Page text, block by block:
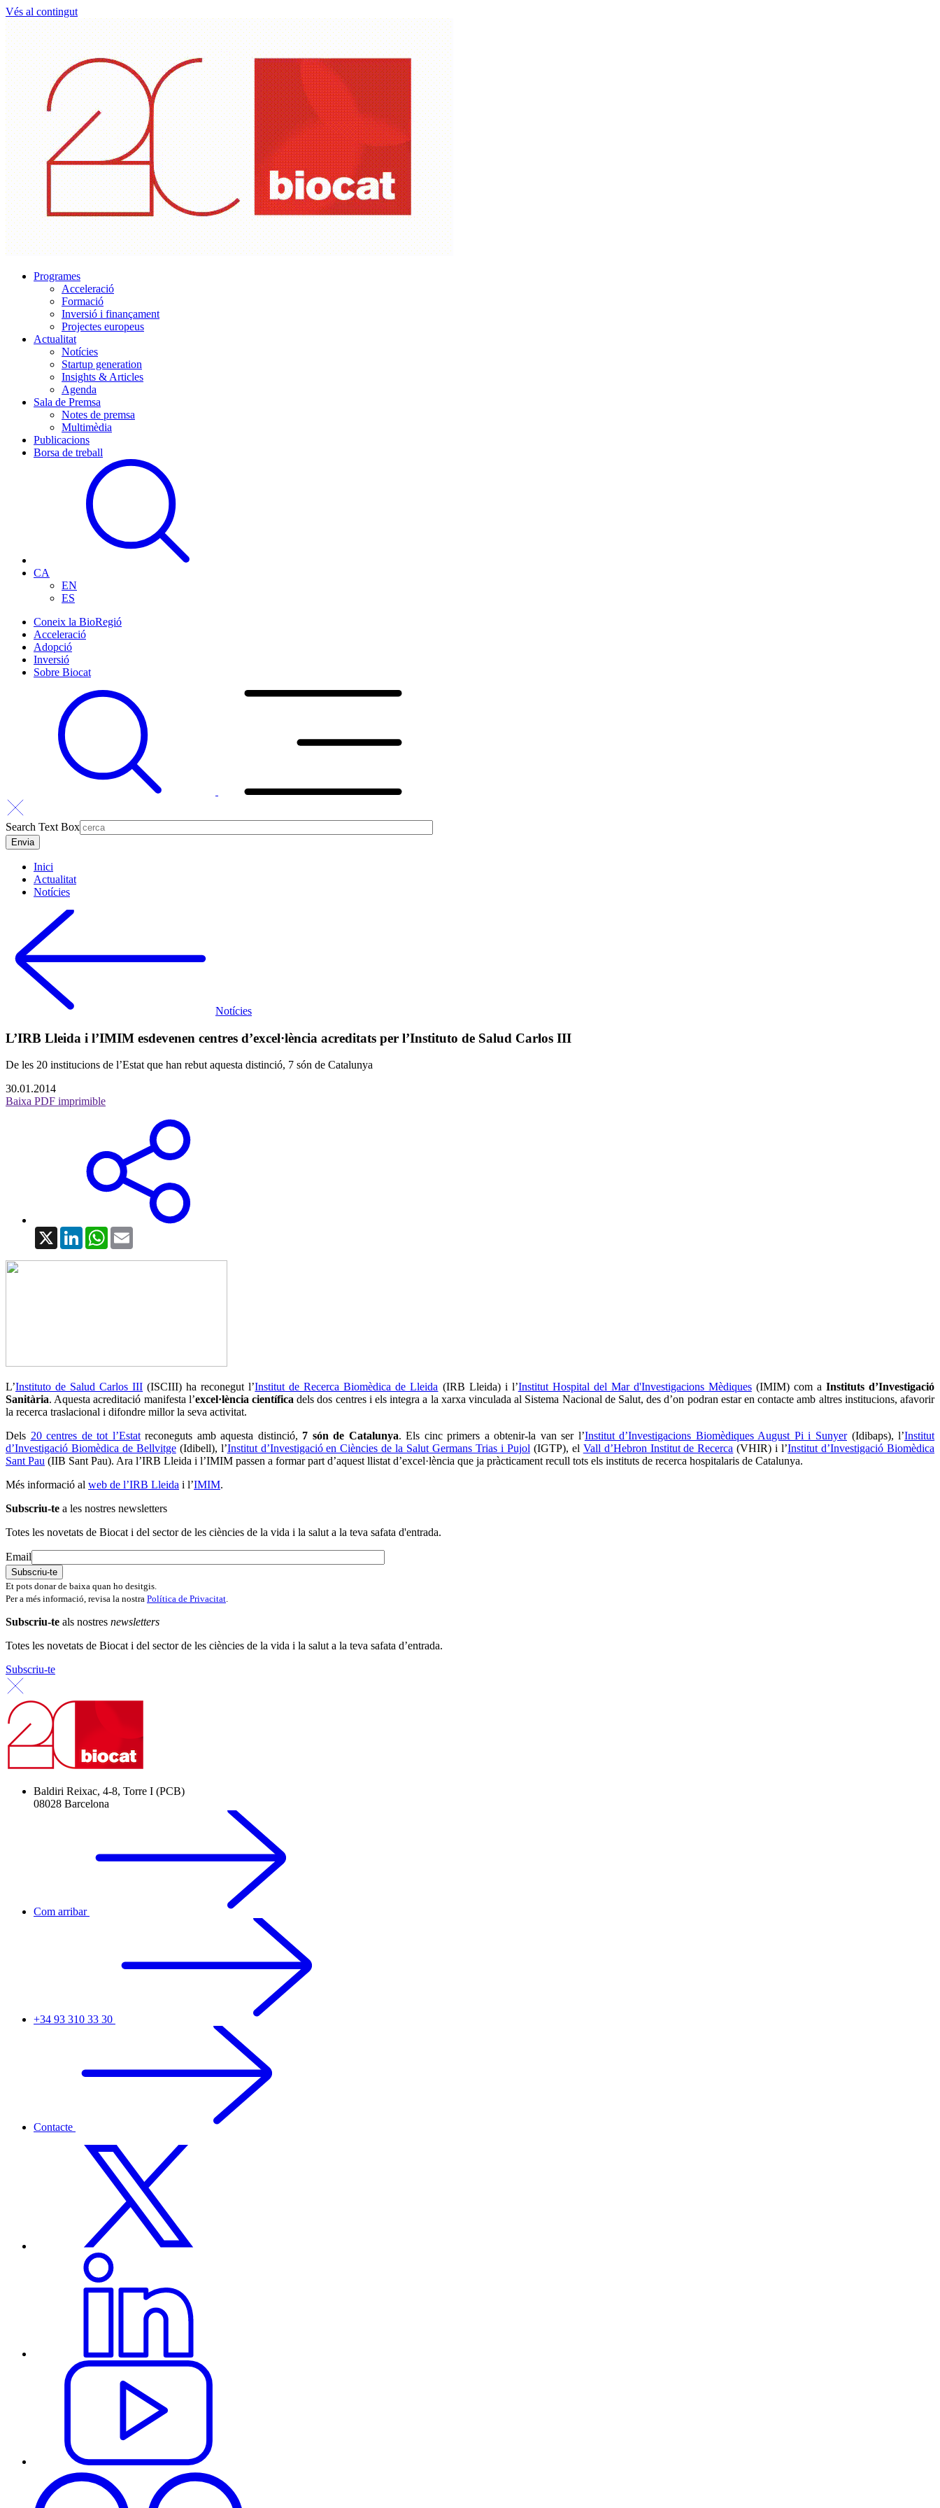
Vés al contingut
Programes
Acceleració
Formació
Inversió i finançament
Projectes europeus
Actualitat
Notícies
Startup generation
Insights & Articles
Agenda
Sala de Premsa
Notes de premsa
Multimèdia
Publicacions
Borsa de treball
CA
EN
ES
Coneix la BioRegió
Acceleració
Adopció
Inversió
Sobre Biocat
Search Text Box
Inici
Actualitat
Notícies
Notícies
L’IRB Lleida i l’IMIM esdevenen centres d’excel·lència acreditats per l’Instituto de Salud Carlos III
De les 20 institucions de l’Estat que han rebut aquesta distinció, 7 són de Catalunya
30.01.2014
Baixa PDF imprimible
X LinkedInWhatsApp
L’Instituto de Salud Carlos III (ISCIII) ha reconegut l’Institut de Recerca Biomèdica de Lleida (IRB Lleida) i l’Institut Hospital del Mar d'Investigacions Mèdiques(IMIM) com a Instituts d’Investigació
Sanitària. Aquesta acreditació manifesta l’excel·lència científica dels dos centres i els integra a la xarxa vinculada al Sistema Nacional de Salut, des d’on podran estar en contacte amb altres institucions, afavorir
la recerca traslacional i difondre millor la seva activitat.
Dels 20 centres de tot l’Estatreconeguts amb aquesta distinció, 7 són de Catalunya. Els cinc primers a obtenir-la van ser l’Institut d’Investigacions Biomèdiques August Pi i Sunyer(Idibaps), l’Institut
d’Investigació Biomèdica de Bellvitge(Idibell), l’Institut d’Investigació en Ciències de la Salut Germans Trias i Pujol(IGTP), el Vall d’Hebron Institut de Recerca (VHIR) i l’Institut d’Investigació Biomèdica
Sant Pau (IIB Sant Pau). Ara l’IRB Lleida i l’IMIM passen a formar part d’aquest llistat d’excel·lència que ja pràcticament recull tots els instituts de recerca hospitalaris de Catalunya.
Més informació al web de l’IRB Lleida i l’IMIM.
Subscriu-te a les nostres newsletters
Totes les novetats de Biocat i del sector de les ciències de la vida i la salut a la teva safata d'entrada.
Email
Et pots donar de baixa quan ho desitgis.
Per a més informació, revisa la nostra Política de Privacitat.
Subscriu-te als nostres newsletters
Totes les novetats de Biocat i del sector de les ciències de la vida i la salut a la teva safata d’entrada.
Subscriu-te
Baldiri Reixac, 4-8, Torre I (PCB)
08028 Barcelona
Com arribar
+34 93 310 33 30
Contacte